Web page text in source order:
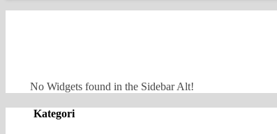
No Widgets found in the Sidebar Alt!
Kategori